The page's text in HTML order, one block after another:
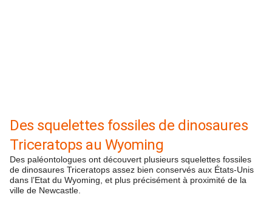
Des squelettes fossiles de dinosaures
Triceratops au Wyoming
Des paléontologues ont découvert plusieurs squelettes fossiles
de dinosaures Triceratops assez bien conservés aux États-Unis
dans l’Etat du Wyoming, et plus précisément à proximité de la
ville de Newcastle.